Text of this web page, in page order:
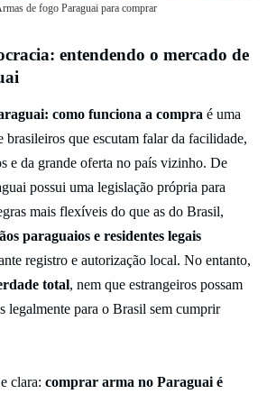
de fogo Paraguai para comprar
entendendo o mercado de
como funciona a compra é uma
brasileiros que escutam falar da facilidade,
e da grande oferta no país vizinho. De
possui uma legislação própria para
mais flexíveis do que as do Brasil,
paraguaios e residentes legais
registro e autorização local. No entanto,
total, nem que estrangeiros possam
legalmente para o Brasil sem cumprir
clara: comprar arma no Paraguai é